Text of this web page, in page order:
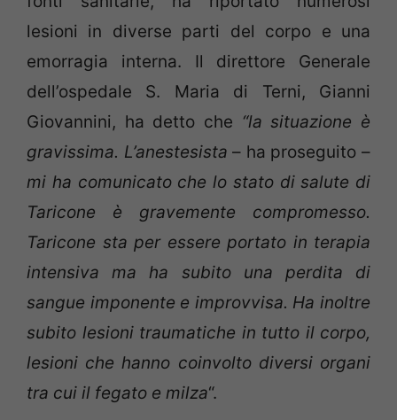
lesioni in diverse parti del corpo e una
emorragia interna. Il direttore Generale
dell’ospedale S. Maria di Terni, Gianni
Giovannini, ha detto che “la situazione è
gravissima. L’anestesista – ha proseguito –
mi ha comunicato che lo stato di salute di
Taricone è gravemente compromesso.
Taricone sta per essere portato in terapia
intensiva ma ha subito una perdita di
sangue imponente e improvvisa. Ha inoltre
subito lesioni traumatiche in tutto il corpo,
lesioni che hanno coinvolto diversi organi
tra cui il fegato e milza“.